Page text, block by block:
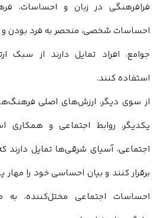
فرافرهنگی در زبان و احساسات،
احساسات شخصی، منحصر به فرد بودن و
جوامع، افراد تمایل دارند از سبک
استفاده کنند.
از سوی دیگر، ارزش‌های اصلی
یکدیگر، روابط اجتماعی و همکاری
اجتماعی، آسیای شرقی‌ها تمایل دارند
برقرار کنند و بیان احساسی خود را
احساسات اجتماعی مختل‌کننده،